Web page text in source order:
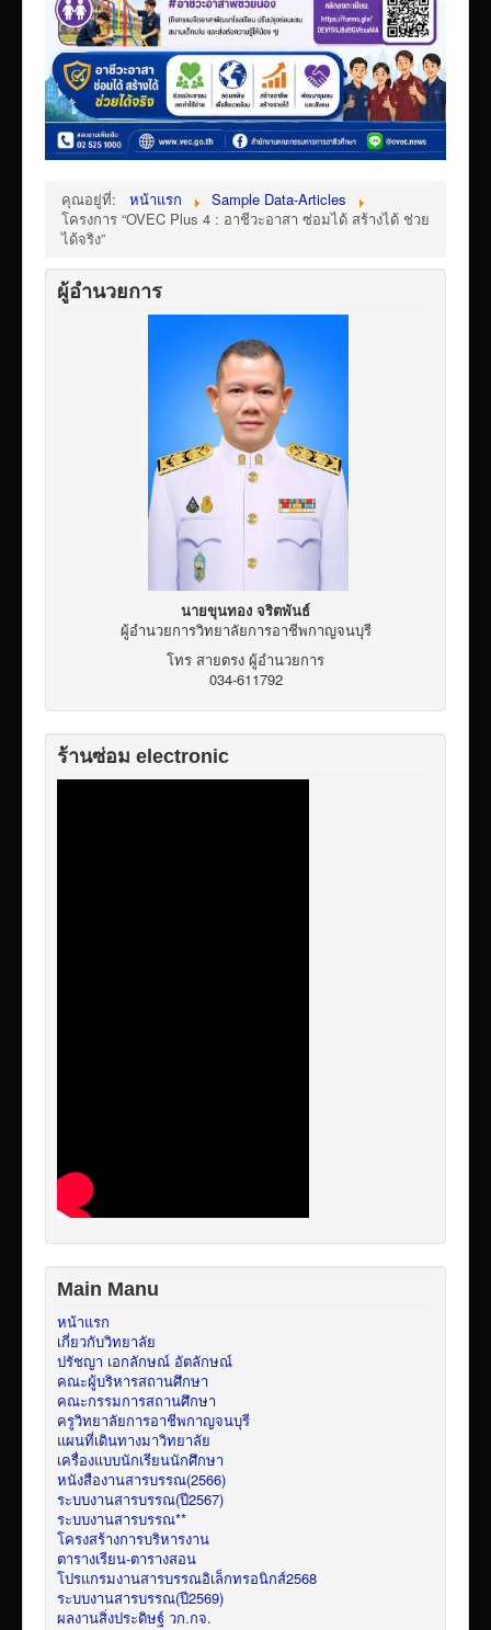
คุณอยู่ที่: หน้าแรก
Sample Data-Articles
โครงการ “OVEC Plus 4 : อาชีวะอาสา ซ่อมได้ สร้างได้ ช่วย
ได้จริง”
ผู้อำนวยการ
นายขุนทอง จริตพันธ์
ผู้อำนวยการวิทยาลัยการอาชีพกาญจนบุรี
โทร สายตรง ผู้อำนวยการ
034-611792
ร้านซ่อม electronic
Main Manu
หน้าแรก
เกี่ยวกับวิทยาลัย
ปรัชญา เอกลักษณ์ อัตลักษณ์
คณะผู้บริหารสถานศึกษา
คณะกรรมการสถานศึกษา
ครูวิทยาลัยการอาชีพกาญจนบุรี
แผนที่เดินทางมาวิทยาลัย
เครื่องแบบนักเรียนนักศึกษา
หนังสืองานสารบรรณ(2566)
ระบบงานสารบรรณ(ปี2567)
ระบบงานสารบรรณ**
โครงสร้างการบริหารงาน
ตารางเรียน-ตารางสอน
โปรแกรมงานสารบรรณอิเล็กทรอนิกส์2568
ระบบงานสารบรรณ(ปี2569)
ผลงานสิ่งประดิษฐ์ วก.กจ.